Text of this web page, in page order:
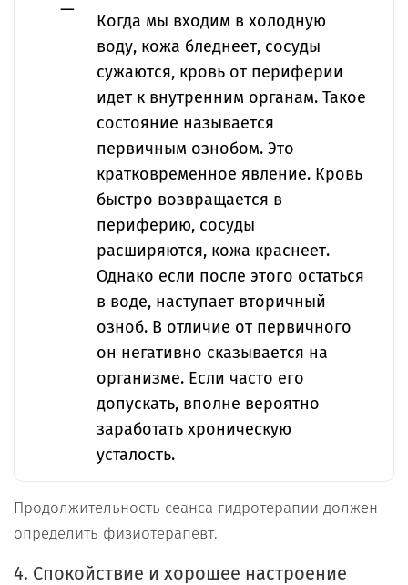
Когда мы входим в холодную
воду, кожа бледнеет, сосуды
сужаются, кровь от периферии
идет к внутренним органам. Такое
состояние называется
первичным ознобом. Это
кратковременное явление. Кровь
быстро возвращается в
периферию, сосуды
расширяются, кожа краснеет.
Однако если после этого остаться
в воде, наступает вторичный
озноб. В отличие от первичного
он негативно сказывается на
организме. Если часто его
допускать, вполне вероятно
заработать хроническую
усталость.
Продолжительность сеанса гидротерапии должен
определить физиотерапевт.
4. Спокойствие и хорошее настроение